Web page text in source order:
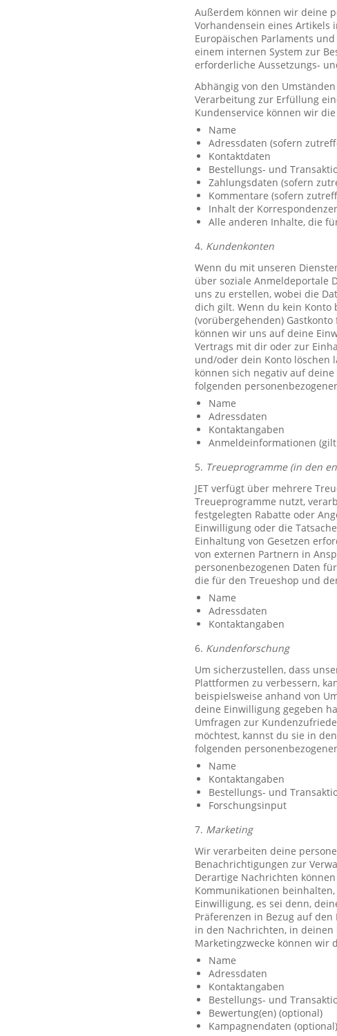
Außerdem können wir deine
Vorhandensein eines Artikels
Europäischen Parlaments
einem internen System zur
erforderliche Aussetzungs-
Abhängig von den
Verarbeitung zur Erfüllung
Kundenservice können wir
Name
Adressdaten (sofern
Kontaktdaten
Bestellungs- und
Zahlungsdaten (sofern
Kommentare (sofern
Inhalt der
Alle anderen Inhalte, die
4. Kundenkonten
Wenn du mit unseren
über soziale Anmeldeportale
uns zu erstellen, wobei die
dich gilt. Wenn du kein
(vorübergehenden)
können wir uns auf deine
Vertrags mit dir oder zur
und/oder dein Konto löschen
können sich negativ auf
folgenden
Name
Adressdaten
Kontaktangaben
Anmeldeinformationen
5. Treueprogramme (in den
JET verfügt über mehrere
Treueprogramme nutzt,
festgelegten Rabatte oder
Einwilligung oder die
Einhaltung von Gesetzen
von externen Partnern in
personenbezogenen Daten
die für den Treueshop und
Name
Adressdaten
Kontaktangaben
6. Kundenforschung
Um sicherzustellen, dass
Plattformen zu verbessern,
beispielsweise anhand von
deine Einwilligung gegeben
Umfragen zur
möchtest, kannst du sie in
folgenden
Name
Kontaktangaben
Bestellungs- und
Forschungsinput
7. Marketing
Wir verarbeiten deine
Benachrichtigungen zur
Derartige Nachrichten
Kommunikationen
Einwilligung, es sei denn,
Präferenzen in Bezug auf
in den Nachrichten, in
Marketingzwecke können wir
Name
Adressdaten
Kontaktangaben
Bestellungs- und
Bewertung(en) (optional)
Kampagnendaten (optional)